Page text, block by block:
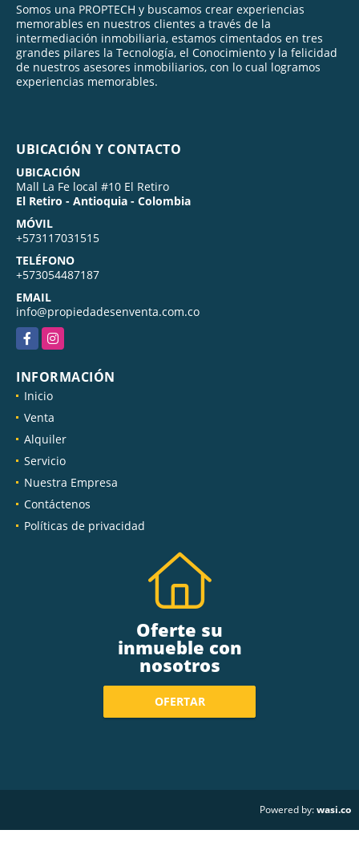
Somos una PROPTECH y buscamos crear experiencias
memorables en nuestros clientes a través de la
intermediación inmobiliaria, estamos cimentados en tres
grandes pilares la Tecnología, el Conocimiento y la felicidad
de nuestros asesores inmobiliarios, con lo cual logramos
experiencias memorables.
UBICACIÓN Y CONTACTO
UBICACIÓN
Mall La Fe local #10 El Retiro
El Retiro - Antioquia - Colombia
MÓVIL
+573117031515
TELÉFONO
+573054487187
EMAIL
info@propiedadesenventa.com.co
FacebookInstagram
INFORMACIÓN
Inicio
Venta
Alquiler
Servicio
Nuestra Empresa
Contáctenos
Políticas de privacidad
Oferte su
inmueble con
nosotros
OFERTAR
Powered by:wasi.co